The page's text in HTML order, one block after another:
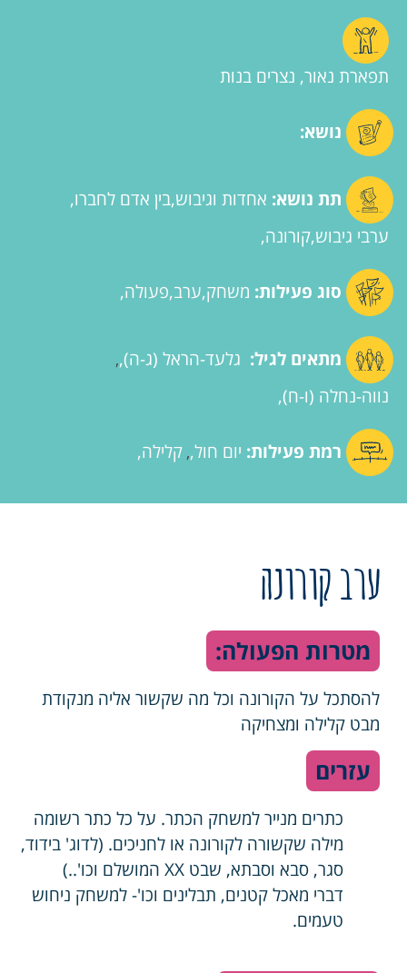
תפארת נאור, נצרים בנות
נושא:
תת נושא: אחדות וגיבוש בין אדם לחברו
ערבי גיבוש קורונה
סוג פעילות: משחק ערב פעולה
מתאים לגיל: גלעד-הראל (ג-ה) ,
נווה-נחלה (ו-ח)
רמת פעילות: יום חול , קלילה
ערב קורונה
מטרות הפעולה:
להסתכל על הקורונה וכל מה שקשור אליה מנקודת
מבט קלילה ומצחיקה
עזרים
כתרים מנייר למשחק הכתר. על כל כתר רשומה
מילה שקשורה לקורונה או לחניכים. (לדוג' בידוד,
סגר, סבא וסבתא, שבט XX המושלם וכו'..)
דברי מאכל קטנים, תבלינים וכו'- למשחק ניחוש
טעמים.